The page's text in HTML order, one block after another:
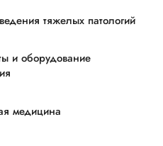
тяжелых патологий
и оборудование
медицина